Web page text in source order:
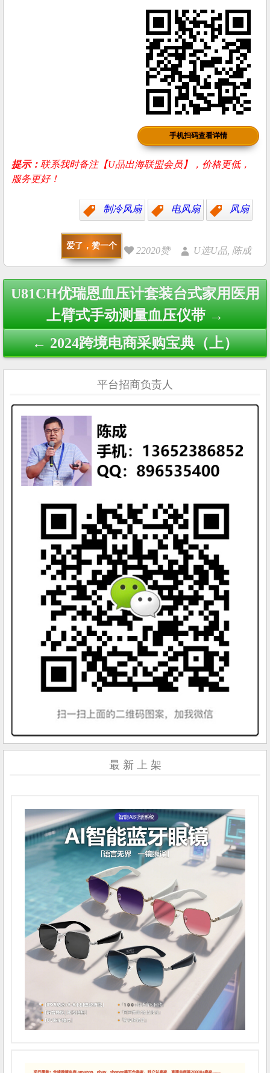
手机扫码查看详情
提示：联系我时备注【U品出海联盟会员】，价格更低，
服务更好！
制冷风扇 电风扇 风扇
爱了，赞一个 22020赞 U选U品, 陈成
Post
navigation
U81CH优瑞恩血压计套装台式家用医用
上臂式手动测量血压仪带 →
← 2024跨境电商采购宝典（上）
平台招商负责人
最 新 上 架